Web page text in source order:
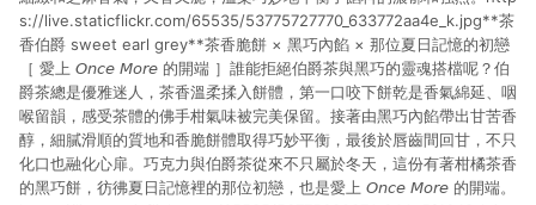
s://live.staticflickr.com/65535/53775727770_633772aa4e_k.jpg**茶
香伯爵 sweet earl grey**茶香脆餅 × 黑巧內餡 × 那位夏日記憶的初戀
［ 愛上 𝘖𝘯𝘤𝘦 𝘔𝘰𝘳𝘦 的開端 ］誰能拒絕伯爵茶與黑巧的靈魂搭檔呢？伯
爵茶總是優雅迷人，茶香溫柔揉入餅體，第一口咬下餅乾是香氣綿延、咽
喉留韻，感受茶體的佛手柑氣味被完美保留。接著由黑巧內餡帶出甘苦香
醇，細膩滑順的質地和香脆餅體取得巧妙平衡，最後於唇齒間回甘，不只
化口也融化心扉。巧克力與伯爵茶從來不只屬於冬天，這份有著柑橘茶香
的黑巧餅，彷彿夏日記憶裡的那位初戀，也是愛上 𝘖𝘯𝘤𝘦 𝘔𝘰𝘳𝘦 的開端。